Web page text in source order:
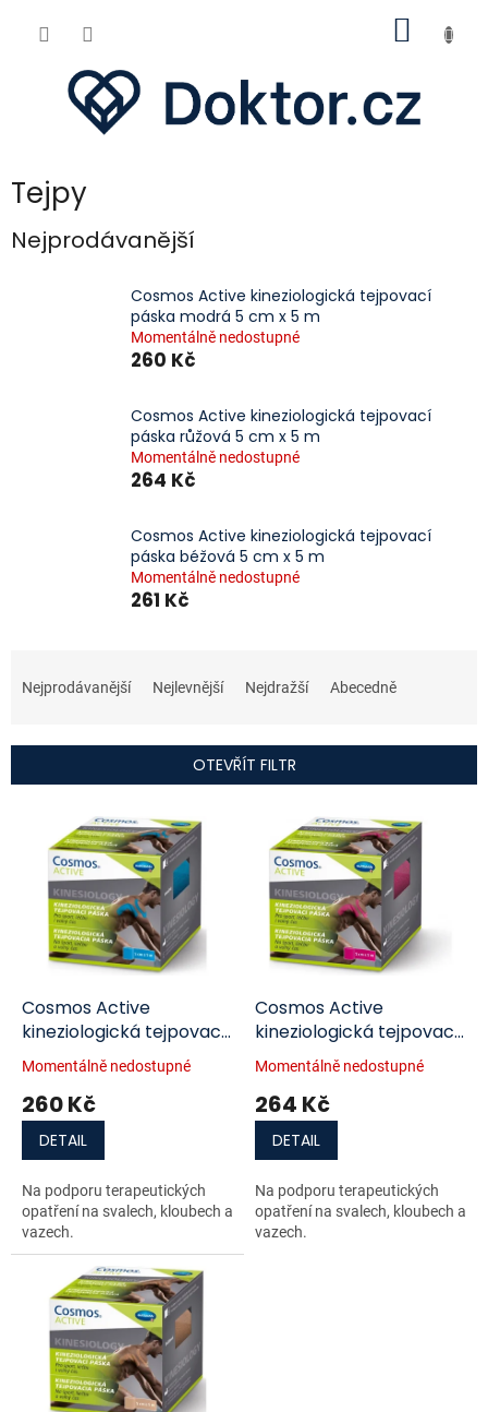
Tejpy
Nejprodávanější
Cosmos Active kineziologická tejpovací
páska modrá 5 cm x 5 m
Momentálně nedostupné
260 Kč
Cosmos Active kineziologická tejpovací
páska růžová 5 cm x 5 m
Momentálně nedostupné
264 Kč
Cosmos Active kineziologická tejpovací
páska béžová 5 cm x 5 m
Momentálně nedostupné
261 Kč
a
í
Nejprodávanější Nejlevnější Nejdražší Abecedně
OTEVŘÍT FILTR
dCosmos Active
kineziologická tejpovací
páska modrá 5 cm x 5
m
Momentálně nedostupné
260 Kč
DETAIL
Na podporu terapeutických
opatření na svalech, kloubech a
vazech.
Cosmos Active
kineziologická tejpovací
páska růžová 5 cm x 5
m
Momentálně nedostupné
264 Kč
DETAIL
Na podporu terapeutických
opatření na svalech, kloubech a
vazech.